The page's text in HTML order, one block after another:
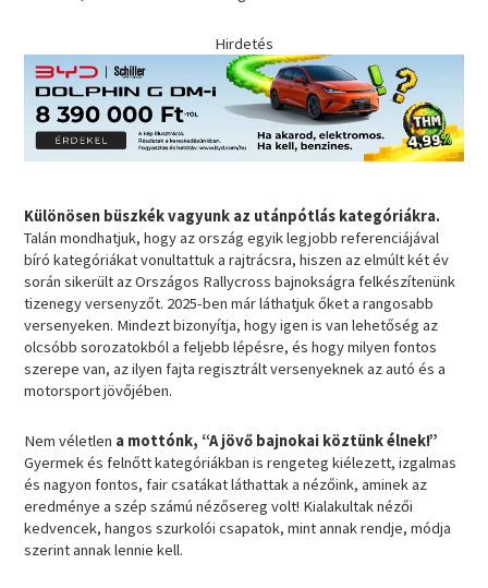
Hirdetés
Különösen büszkék vagyunk az utánpótlás kategóriákra.
Talán mondhatjuk, hogy az ország egyik legjobb referenciájával
bíró kategóriákat vonultattuk a rajtrácsra, hiszen az elmúlt két év
során sikerült az Országos Rallycross bajnokságra felkészítenünk
tizenegy versenyzőt. 2025-ben már láthatjuk őket a rangosabb
versenyeken. Mindezt bizonyítja, hogy igen is van lehetőség az
olcsóbb sorozatokból a feljebb lépésre, és hogy milyen fontos
szerepe van, az ilyen fajta regisztrált versenyeknek az autó és a
motorsport jövőjében.
Nem véletlen a mottónk, “A jövő bajnokai köztünk élnek!”
Gyermek és felnőtt kategóriákban is rengeteg kiélezett, izgalmas
és nagyon fontos, fair csatákat láthattak a nézőink, aminek az
eredménye a szép számú nézősereg volt! Kialakultak nézői
kedvencek, hangos szurkolói csapatok, mint annak rendje, módja
szerint annak lennie kell.